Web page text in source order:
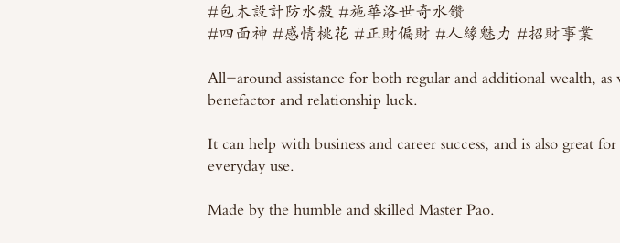
#包木設計防水殼 #施華洛世奇水鑽
#四面神 #感情桃花 #正財偏財 #人緣魅力 #招財事業
All-around assistance for both regular and additional wealth, as
benefactor and relationship luck.
It can help with business and career success, and is also great for
everyday use.
Made by the humble and skilled Master Pao.